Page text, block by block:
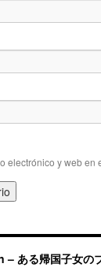
electrónico y web
ある帰国子女の